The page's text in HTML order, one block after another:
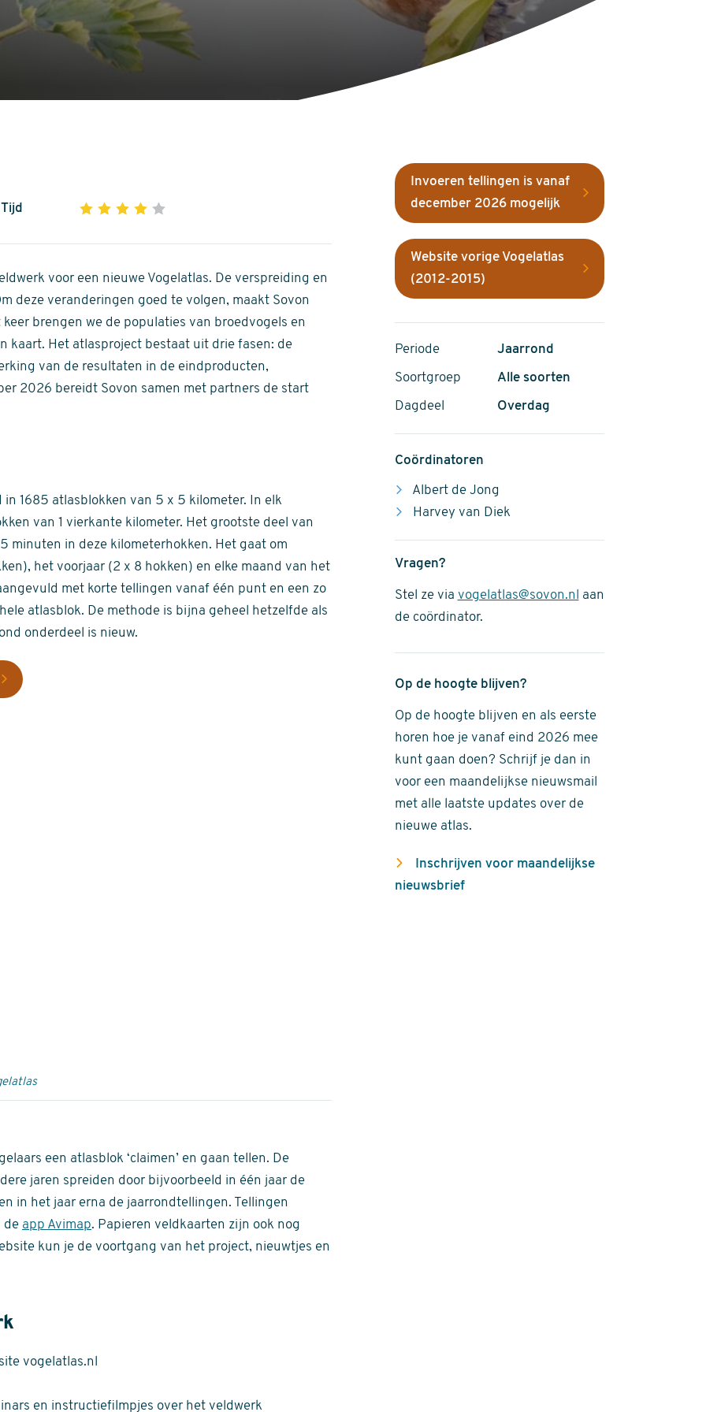
Tijd 1 2 3 4
of
5
stars
voor een nieuwe Vogelatlas. De verspreiding en
deze veranderingen goed te volgen, maakt Sovon
brengen we de populaties van broedvogels en
kaart. Het atlasproject bestaat uit drie fasen: de
van de resultaten in de eindproducten,
2026 bereidt Sovon samen met partners de start
1685 atlasblokken van 5 x 5 kilometer. In elk
van 1 vierkante kilometer. Het grootste deel van
minuten in deze kilometerhokken. Het gaat om
het voorjaar (2 x 8 hokken) en elke maand van het
met korte tellingen vanaf één punt en een zo
atlasblok. De methode is bijna geheel hetzelfde als
onderdeel is nieuw.
een atlasblok ‘claimen’ en gaan tellen. De
jaren spreiden door bijvoorbeeld in één jaar de
in het jaar erna de jaarrondtellingen. Tellingen
de app Avimap. Papieren veldkaarten zijn ook nog
kun je de voortgang van het project, nieuwtjes en
vogelatlas.nl
en instructiefilmpjes over het veldwerk
Invoeren tellingen is vanaf
december 2026 mogelijk
Website vorige Vogelatlas
(2012-2015)
Periode Jaarrond
Soortgroep Alle soorten
Dagdeel Overdag
Coördinatoren
Albert de Jong
Harvey van Diek
Vragen?
Stel ze via vogelatlas@sovon.nl
aan
de coördinator.
Op de hoogte blijven?
Op de hoogte blijven en als eerste
horen hoe je vanaf eind 2026 mee
kunt gaan doen? Schrijf je dan in
voor een maandelijkse nieuwsmail
met alle laatste updates over de
nieuwe atlas.
Inschrijven voor maandelijkse
nieuwsbrief